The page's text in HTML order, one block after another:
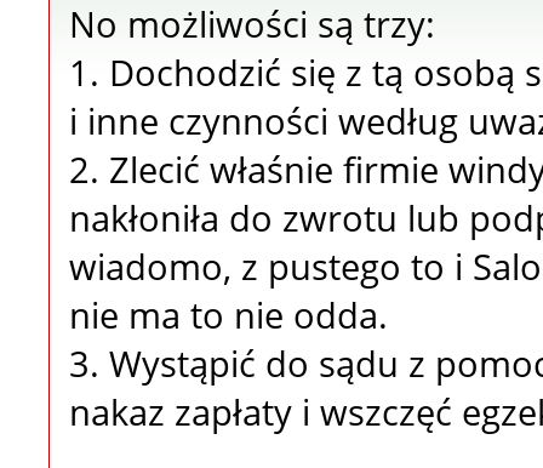
No możliwości są trzy:
1. Dochodzić się z tą osobą
i inne czynności według
2. Zlecić właśnie firmie
nakłoniła do zwrotu lub
wiadomo, z pustego to i
nie ma to nie odda.
3. Wystąpić do sądu z
nakaz zapłaty i wszczęć